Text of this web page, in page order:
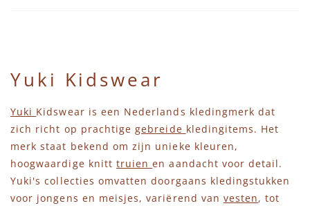
Yuki Kidswear
Yuki Kidswear is een Nederlands kledingmerk dat
zich richt op prachtigegebreide kledingitems. Het
merk staat bekend om zijn unieke kleuren,
hoogwaardige knitt truienen aandacht voor detail.
Yuki's collecties omvatten doorgaans kledingstukken
voor jongens en meisjes, variërend van vesten, tot